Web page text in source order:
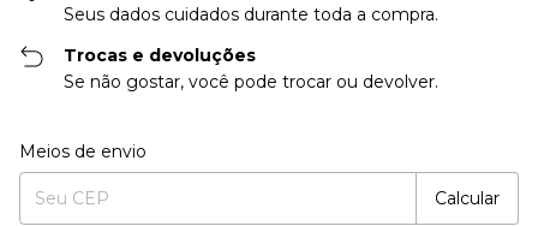
Seus dados cuidados durante toda a compra.
Trocas e devoluções
Se não gostar, você pode trocar ou devolver.
Entregas para o CEP:
Meios de envio
Calcular